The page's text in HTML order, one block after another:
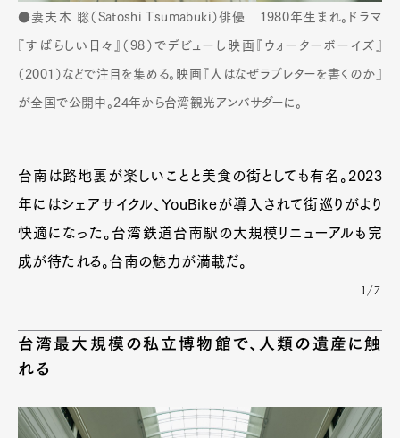
●妻夫木 聡（Satoshi Tsumabuki）俳優 1980年生まれ。ドラマ
『すばらしい日々』（98）でデビューし映画『ウォーターボーイズ』
（2001）などで注目を集める。映画『人はなぜラブレターを書くのか』
が全国で公開中。24年から台湾観光アンバサダーに。
台南は路地裏が楽しいことと美食の街としても有名。2023
年にはシェアサイクル、YouBikeが導入されて街巡りがより
快適になった。台湾鉄道台南駅の大規模リニューアルも完
成が待たれる。台南の魅力が満載だ。
1/7
台湾最大規模の私立博物館で、人類の遺産に触
れる